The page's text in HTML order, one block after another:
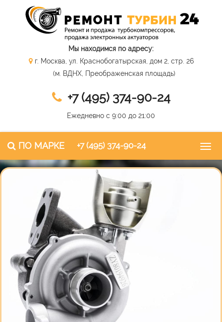
Мы находимся по адресу:
г. Москва, ул. Краснобогатырская, дом 2, стр. 26
(м. ВДНХ, Преображенская площадь)
+7 (495) 374-90-24
Ежедневно с 9:00 до 21:00
ПО МАРКЕ +7 (495) 374-90-24